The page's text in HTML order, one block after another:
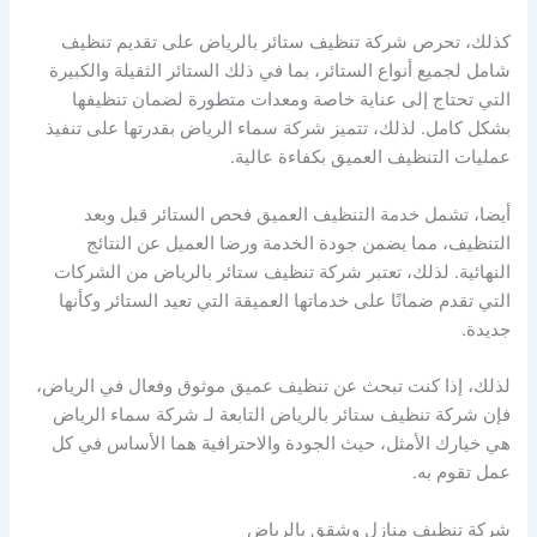
كذلك، تحرص شركة تنظيف ستائر بالرياض على تقديم تنظيف
شامل لجميع أنواع الستائر، بما في ذلك الستائر الثقيلة والكبيرة
التي تحتاج إلى عناية خاصة ومعدات متطورة لضمان تنظيفها
بشكل كامل. لذلك، تتميز شركة سماء الرياض بقدرتها على تنفيذ
عمليات التنظيف العميق بكفاءة عالية.
أيضا، تشمل خدمة التنظيف العميق فحص الستائر قبل وبعد
التنظيف، مما يضمن جودة الخدمة ورضا العميل عن النتائج
النهائية. لذلك، تعتبر شركة تنظيف ستائر بالرياض من الشركات
التي تقدم ضمانًا على خدماتها العميقة التي تعيد الستائر وكأنها
جديدة.
لذلك، إذا كنت تبحث عن تنظيف عميق موثوق وفعال في الرياض،
فإن شركة تنظيف ستائر بالرياض التابعة لـ شركة سماء الرياض
هي خيارك الأمثل، حيث الجودة والاحترافية هما الأساس في كل
عمل تقوم به.
شركة تنظيف منازل وشقق بالرياض